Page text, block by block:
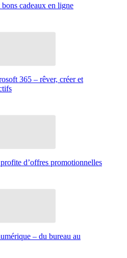
bons cadeaux en ligne
365 – rêver, créer et
d’offres promotionnelles
– du bureau au